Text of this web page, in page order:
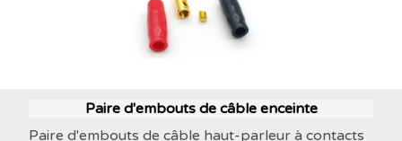
Paire d'embouts de câble enceinte
Paire d'embouts de câble haut-parleur à contacts